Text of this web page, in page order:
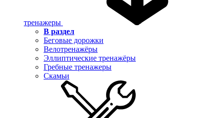
тренажеры
В раздел
Беговые дорожки
Велотренажёры
Эллиптические тренажёры
Гребные тренажеры
Скамьи